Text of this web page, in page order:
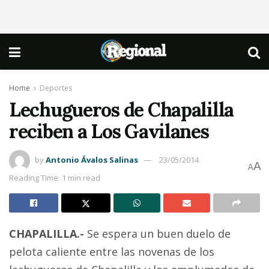
Home Deportes
Lechugueros de Chapalilla
reciben a Los Gavilanes
byAntonio Ávalos Salinas
23/05/2014
Reading Time: 1 min read
AA
CHAPALILLA.- Se espera un buen duelo de
pelota caliente entre las novenas de los